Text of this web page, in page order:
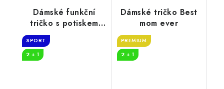
Dámské funkční
tričko s potiskem
Mother
SPORT
2 + 1
Dámské tričko Best
mom ever
PREMIUM
2 + 1